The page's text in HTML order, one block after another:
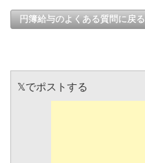
円簿給与のよくある質問に戻る
𝕏でポストする